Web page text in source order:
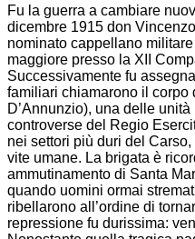
Fu la guerra a cambiare
dicembre 1915 don
nominato cappellano
maggiore presso la XII
Successivamente fu
familiari chiamarono il corpo
D’Annunzio), una delle
controverse del Regio
nei settori più duri del
vite umane. La brigata è
ammutinamento di Santa
quando uomini ormai
ribellarono all’ordine di
repressione fu durissima: